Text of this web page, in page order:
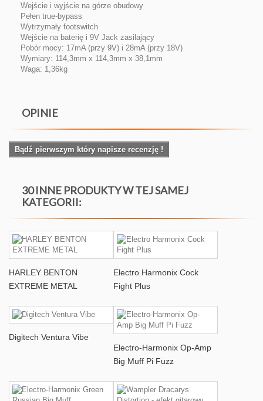
Wejście i wyjście na górze obudowy
Pełen true-bypass
Wytrzymały footswitch
Wejście na baterię i 9V Jack zasilający
Pobór mocy: 17mA (przy 9V) i 28mA (przy 18V)
Wymiary: 114,3mm x 114,3mm x 38,1mm
Waga: 1,36kg
OPINIE
Bądź pierwszym który napisze recenzję !
30 INNE PRODUKTY W TEJ SAMEJ
KATEGORII:
HARLEY BENTON
EXTREME METAL
Electro Harmonix Cock
Fight Plus
Digitech Ventura Vibe
Electro-Harmonix Op-Amp
Big Muff Pi Fuzz